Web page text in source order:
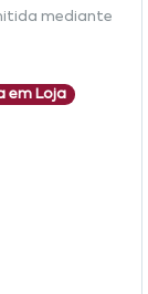
mediante
em Loja